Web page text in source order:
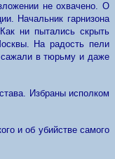
не охвачено. О
Начальник гарнизона
Как ни пытались скрыть
На радость пели
сажали в тюрьму и даже
Избраны исполком
и об убийстве самого